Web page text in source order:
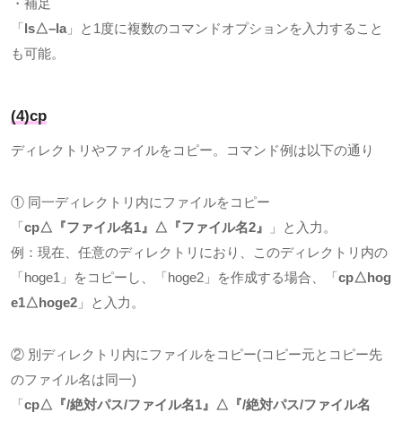
・補足
「 ls△–la」と 1度に複数のコマンドオプションを入力すること
も可能。
(4)cp
ディレクトリやファイルをコピー。コマンド例は以下の通り
① 同一ディレクトリ内にファイルをコピー
「 cp△『ファイル名1』△『ファイル名2』
」と入力。
例：現在、任意のディレクトリにおり、このディレクトリ内の
「 hoge1 」をコピーし、「 hoge2 」を作成する場合、「 cp△ hog
e1△ hoge2 」と入力。
② 別ディレクトリ内にファイルをコピー(コピー元とコピー先
のファイル名は同一)
「 cp△『/絶対パス/ファイル名1』△『/絶対パス/ファイル名